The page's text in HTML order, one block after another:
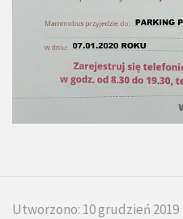
Utworzono: 10 grudzień 2019